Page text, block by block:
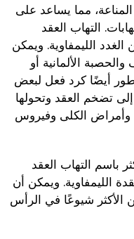
مما يساعد على
التهاب العقد
الليمفاوية. ويمكن
الألمانية أو
أيضًا كرد فعل لبعض
تضخم العقد وتحولها
وأمراض الكلى وفيروس
باسم التهاب العقد
الليمفاوية. ويمكن أن
شيوعًا في الرأس